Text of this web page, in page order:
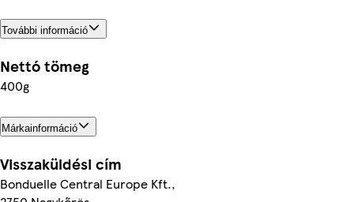
További információ
Nettó tömeg
400g
Márkainformáció
Visszaküldési cím
Bonduelle Central Europe Kft.,